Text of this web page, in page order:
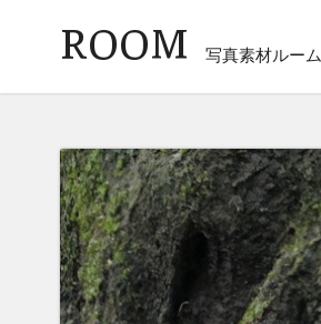
ROOM 写真素材ルーム